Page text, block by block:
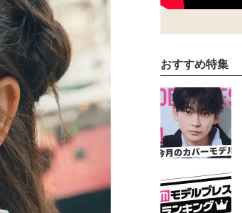
おすすめ特集